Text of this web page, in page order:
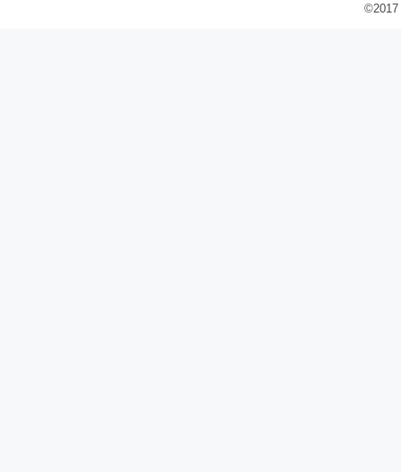
©2017